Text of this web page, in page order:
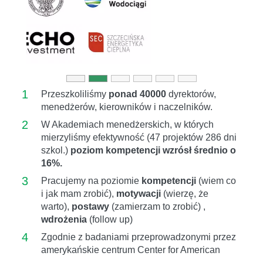
1 Przeszkoliliśmy ponad 40000 dyrektorów,
menedżerów, kierowników i naczelników.
2
W Akademiach menedżerskich, w których
mierzyliśmy efektywność (47 projektów 286 dni
szkol.) poziom kompetencji wzrósł średnio o
16%.
3 Pracujemy na poziomie kompetencji (wiem co
i jak mam zrobić), motywacji (wierzę, że
warto), postawy (zamierzam to zrobić) ,
wdrożenia (follow up)
4
Zgodnie z badaniami przeprowadzonymi przez
amerykańskie centrum Center for American